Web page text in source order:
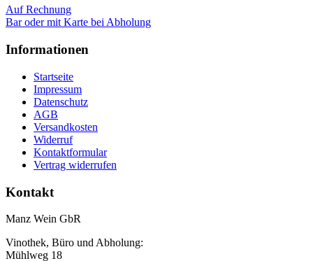
Auf Rechnung
Bar oder mit Karte bei Abholung
Informationen
Startseite
Impressum
Datenschutz
AGB
Versandkosten
Widerruf
Kontaktformular
Vertrag widerrufen
Kontakt
Manz Wein GbR
Vinothek, Büro und Abholung:
Mühlweg 18